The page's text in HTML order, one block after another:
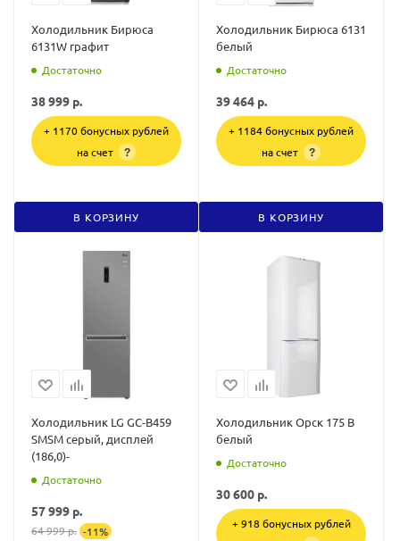
Холодильник Бирюса
6131W графит
Достаточно
38 999 р.
+ 1170 бонусных рублей
на счет
?
В КОРЗИНУ
Холодильник Бирюса 6131
белый
Достаточно
39 464 р.
+ 1184 бонусных рублей
на счет
?
В КОРЗИНУ
Холодильник LG GC-B459
SMSM серый, дисплей
(186,0)-
Достаточно
57 999 р.
64 999р. -11%
Холодильник Орск 175 В
белый
Достаточно
30 600 р.
+ 918 бонусных рублей